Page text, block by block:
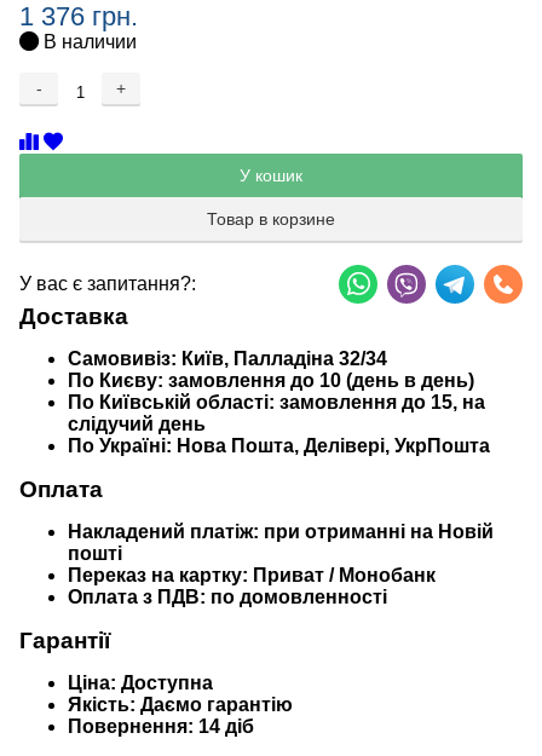
1 376 грн.
В наличии
- +
У кошик
Товар в корзине
У вас є запитання?:
Доставка
Самовивіз: Київ, Палладіна 32/34
По Києву: замовлення до 10 (день в день)
По Київській області: замовлення до 15, на
слідучий день
По Україні: Нова Пошта, Делівері, УкрПошта
Оплата
Накладений платіж: при отриманні на Новій
пошті
Переказ на картку: Приват / Монобанк
Оплата з ПДВ: по домовленності
Гарантії
Ціна: Доступна
Якість: Даємо гарантію
Повернення: 14 діб